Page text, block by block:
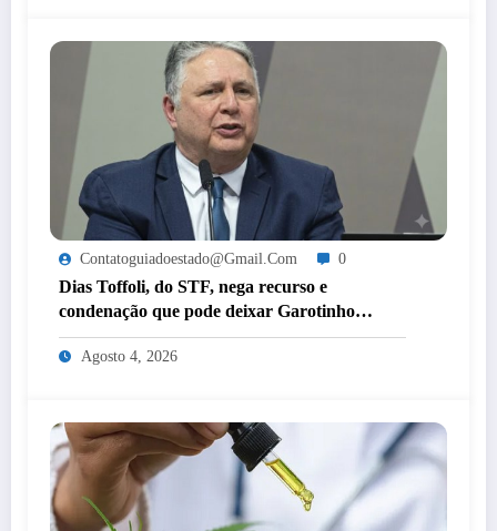
Contatoguiadoestado@gmail.com 0
Dias Toffoli, do STF, nega recurso e
condenação que pode deixar Garotinho
inelegível agora é definitiva
Agosto 4, 2026